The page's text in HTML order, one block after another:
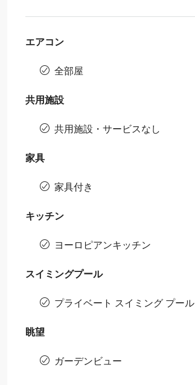
エアコン
全部屋
共用施設
共用施設・サービスなし
家具
家具付き
キッチン
ヨーロピアンキッチン
スイミングプール
プライベート スイミング プール
眺望
ガーデンビュー